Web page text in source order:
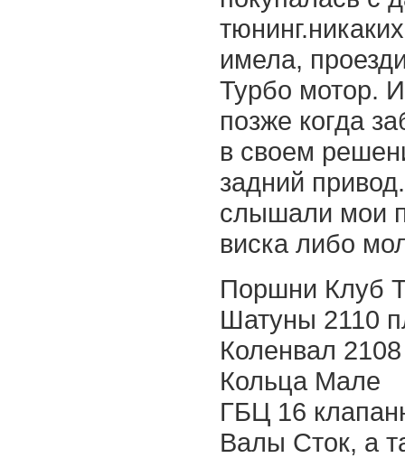
имела,
Турбо мотор.
позже когда
в своем
задний
слышали мои
виска либо
Поршни Клуб
Шатуны 2110
Коленвал
Кольца Мале
ГБЦ 16
Валы Сток, а